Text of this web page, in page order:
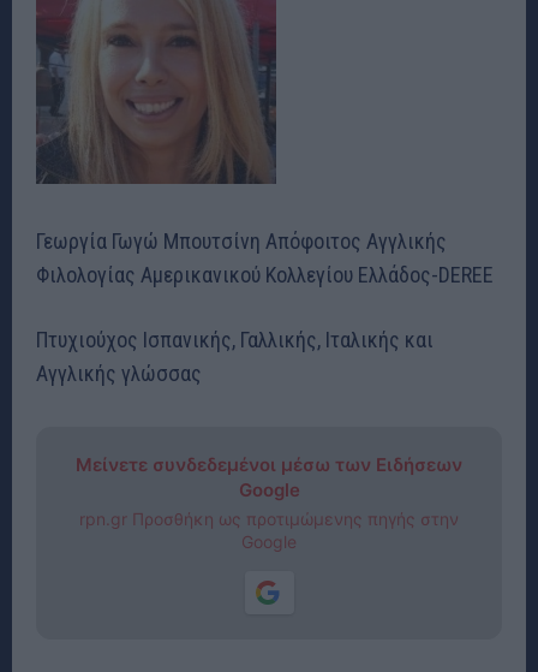
Γεωργία Γωγώ Μπουτσίνη Απόφοιτος Αγγλικής
Φιλολογίας Αμερικανικού Κολλεγίου Ελλάδος-DEREE
Πτυχιούχος Ισπανικής, Γαλλικής, Ιταλικής και
Αγγλικής γλώσσας
Μείνετε συνδεδεμένοι μέσω των Ειδήσεων
Google
rpn.gr Προσθήκη ως προτιμώμενης πηγής στην
Google